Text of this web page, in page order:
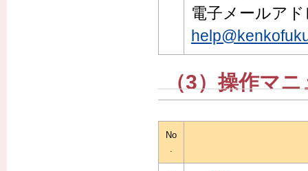
電子メールア
（3）操作マ
No
.